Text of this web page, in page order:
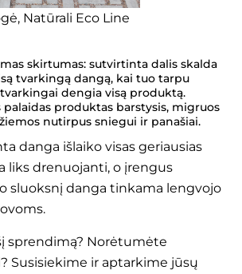
Natūrali Eco Line
skirtumas: sutvirtinta dalis skalda
tvarkingą dangą, kai tuo tarpu
dengia visą produktą.
palaidas produktas barstysis, migruos
nutirpus sniegui ir panašiai.
danga išlaiko visas geriausias
liks drenuojanti, o įrengus
sluoksnį danga tinkama lengvojo
sprendimą? Norėtumėte
Susisiekime ir aptarkime jūsų